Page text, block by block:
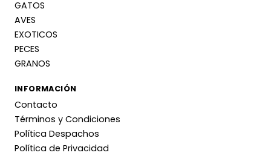
GATOS
AVES
EXOTICOS
PECES
GRANOS
INFORMACIÓN
Contacto
Términos y Condiciones
Política Despachos
Política de Privacidad